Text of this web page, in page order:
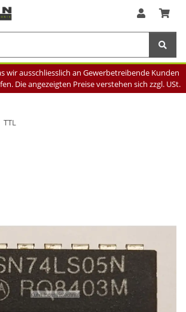
wir ausschliesslich an Gewerbetreibende Kunden
Die angezeigten Preise verstehen sich zzgl. USt.
TTL